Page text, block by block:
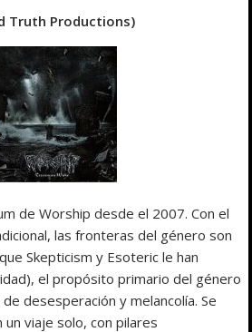
Truth Productions)
de Worship desde el 2007. Con el
las fronteras del género son
Skepticism y Esoteric le han
el propósito primario del género
desesperación y melancolía. Se
viaje solo, con pilares